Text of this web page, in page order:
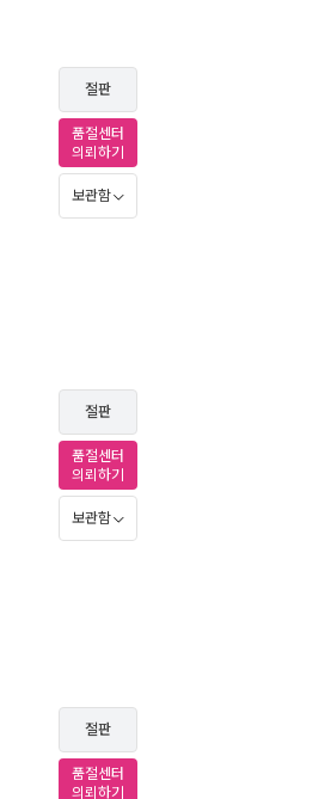
절판
품절센터
의뢰하기
보관함
절판
품절센터
의뢰하기
보관함
절판
품절센터
의뢰하기